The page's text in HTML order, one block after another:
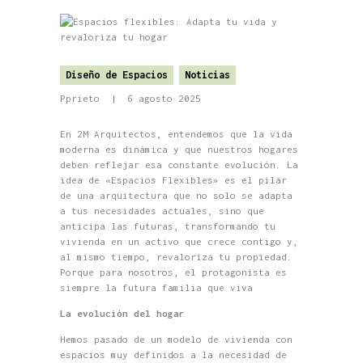
Diseño de Espacios Noticias
Pprieto 6 agosto 2025
En 2M Arquitectos, entendemos que la vida
moderna es dinámica y que nuestros hogares
deben reflejar esa constante evolución. La
idea de «Espacios Flexibles» es el pilar
de una arquitectura que no solo se adapta
a tus necesidades actuales, sino que
anticipa las futuras, transformando tu
vivienda en un activo que crece contigo y,
al mismo tiempo, revaloriza tu propiedad.
Porque para nosotros, el protagonista es
siempre la futura familia que viva
La evolución del hogar
Hemos pasado de un modelo de vivienda con
espacios muy definidos a la necesidad de